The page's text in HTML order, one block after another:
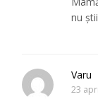
nu
Varu
23